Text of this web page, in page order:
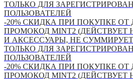
ТОЛЬКО ДЛЯ
ПОЛЬЗОВАТЕЛЕЙ
-20% СКИДКА ПРИ ПОКУПКЕ
ПРОМОКОД MINT2 (ДЕЙСТВУЕТ
И АКСЕССУАРЫ, НЕ
ТОЛЬКО ДЛЯ
ПОЛЬЗОВАТЕЛЕЙ
-20% СКИДКА ПРИ ПОКУПКЕ
ПРОМОКОД MINT2 (ДЕЙСТВУЕТ